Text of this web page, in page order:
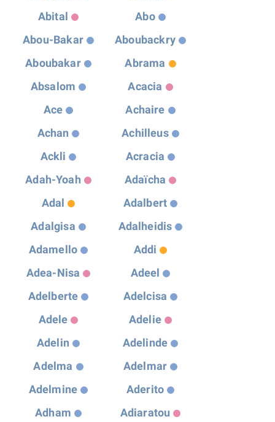
Abital
Abo
Abou-Bakar
Aboubackry
Aboubakar
Abrama
Absalom
Acacia
Ace
Achaire
Achan
Achilleus
Ackli
Acracia
Adah-Yoah
Adaïcha
Adal
Adalbert
Adalgisa
Adalheidis
Adamello
Addi
Adea-Nisa
Adeel
Adelberte
Adelcisa
Adele
Adelie
Adelin
Adelinde
Adelma
Adelmar
Adelmine
Aderito
Adham
Adiaratou